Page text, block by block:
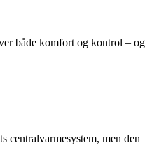
både komfort og kontrol – og
centralvarmesystem, men den